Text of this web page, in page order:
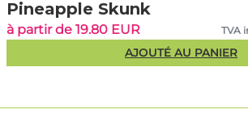
Pineapple Skunk
à partir de 19.80 EUR TVA
AJOUTÉ AU PANIER